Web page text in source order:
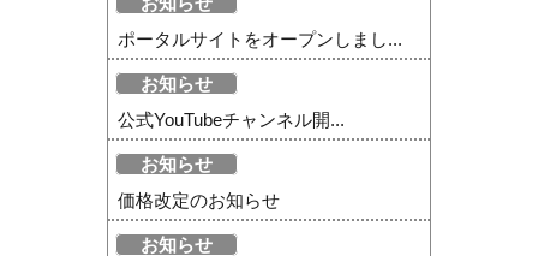
ポータルサイトをオープンしまし...
お知らせ
公式YouTubeチャンネル開...
お知らせ
価格改定のお知らせ
お知らせ